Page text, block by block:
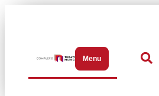
MenuAbrir menu de